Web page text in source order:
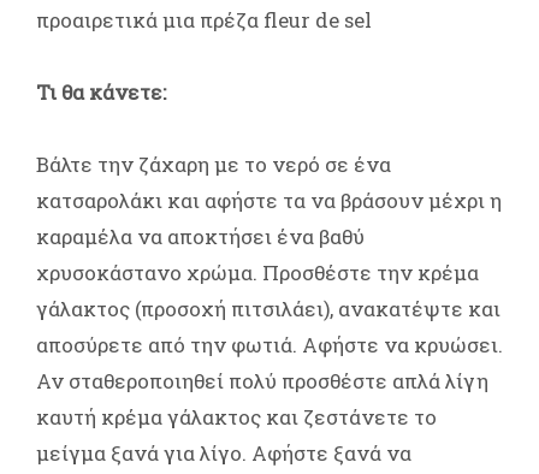
προαιρετικά μια πρέζα fleur de sel
Τι θα κάνετε:
Βάλτε την ζάχαρη με το νερό σε ένα
κατσαρολάκι και αφήστε τα να βράσουν μέχρι η
καραμέλα να αποκτήσει ένα βαθύ
χρυσοκάστανο χρώμα. Προσθέστε την κρέμα
γάλακτος (προσοχή πιτσιλάει), ανακατέψτε και
αποσύρετε από την φωτιά. Αφήστε να κρυώσει.
Αν σταθεροποιηθεί πολύ προσθέστε απλά λίγη
καυτή κρέμα γάλακτος και ζεστάνετε το
μείγμα ξανά για λίγο. Αφήστε ξανά να